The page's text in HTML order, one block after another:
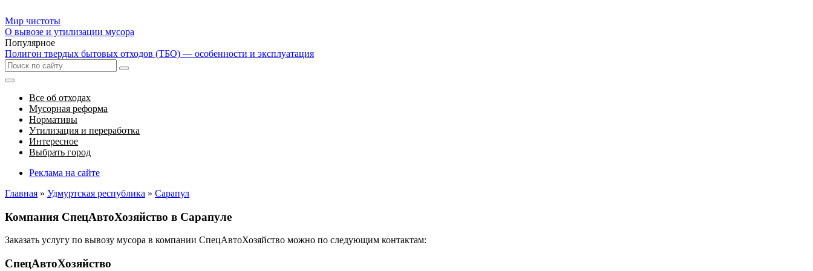
Мир чистоты
О вывозе и утилизации мусора
Популярное
Полигон твердых бытовых отходов (ТБО) — особенности и эксплуатация
Все об отходах
Мусорная реформа
Нормативы
Утилизация и переработка
Интересное
Выбрать город
Реклама на сайте
Главная » Удмуртская республика » Сарапул
Компания СпецАвтоХозяйство в Сарапуле
Заказать услугу по вывозу мусора в компании СпецАвтоХозяйство можно по следующим контактам:
СпецАвтоХозяйство